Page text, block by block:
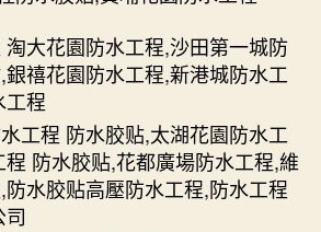
大花園防水工程,沙田第一城防
禧花園防水工程,新港城防水工
工程
工程 防水胶贴,太湖花園防水工
防水胶贴,花都廣場防水工程,維
水胶贴高壓防水工程,防水工程